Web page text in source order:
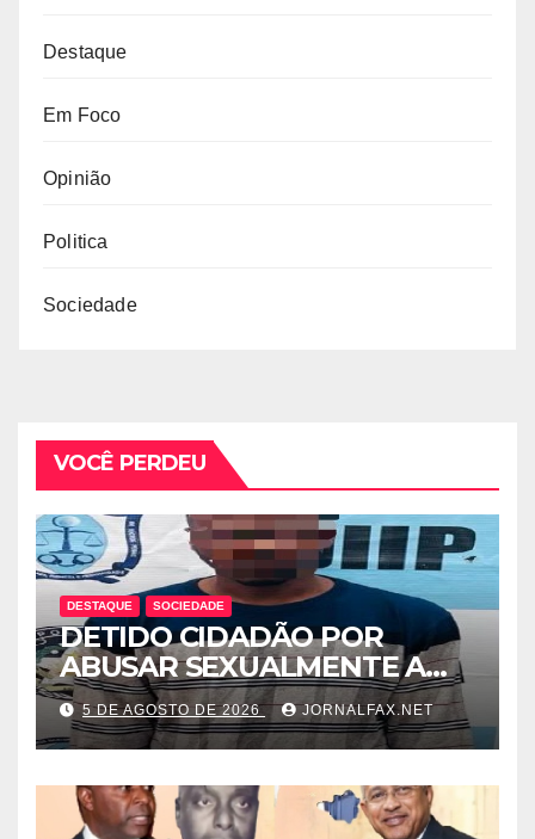
Destaque
Em Foco
Opinião
Politica
Sociedade
VOCÊ PERDEU
DESTAQUE SOCIEDADE
DETIDO CIDADÃO POR
ABUSAR SEXUALMENTE A
CUNHADA MENOR DE IDADE
5 DE AGOSTO DE 2026 JORNALFAX.NET